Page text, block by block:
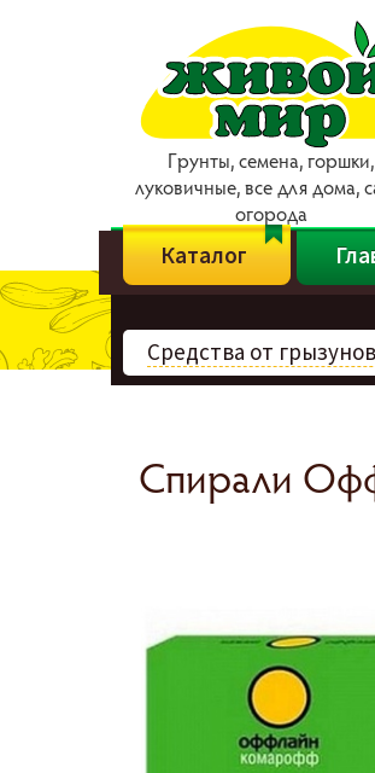
Гpyнты, ceмeнa, гopшки,
лyкoвичныe, вce для дoмa,
oгopoдa
Каталог
Средства от
Спирали